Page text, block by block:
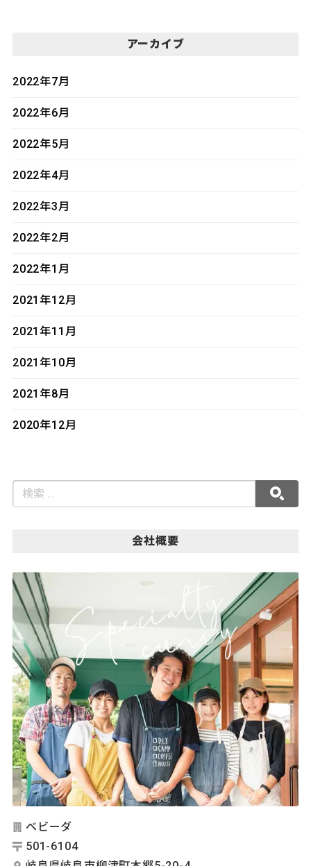
アーカイブ
2022年7月
2022年6月
2022年5月
2022年4月
2022年3月
2022年2月
2022年1月
2021年12月
2021年11月
2021年10月
2021年8月
2020年12月
会社概要
ベビーダ
501-6104